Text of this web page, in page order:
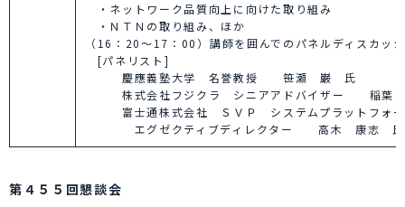
・ネットワーク品質向上に向けた取り組み
・ＮＴＮの取り組み、ほか
（16：20～17：00）講師を囲んでのパネルディスカッ
[パネリスト]
慶應義塾大学 名誉教授 笹瀬 巌 氏
株式会社フジクラ シニアアドバイザー 稲葉
富士通株式会社 ＳＶＰ システムプラットフォー
エグゼクティブディレクター 高木 康志 氏
第４５５回懇談会